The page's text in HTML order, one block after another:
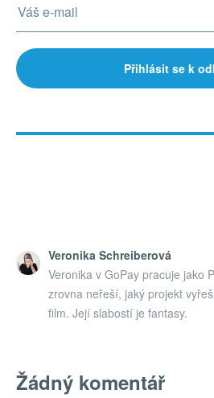
Veronika Schreiberová
Veronika v GoPay pracuje jako
zrovna neřeší, jaký projekt
film. Její slabostí je fantasy.
Žádný komentář